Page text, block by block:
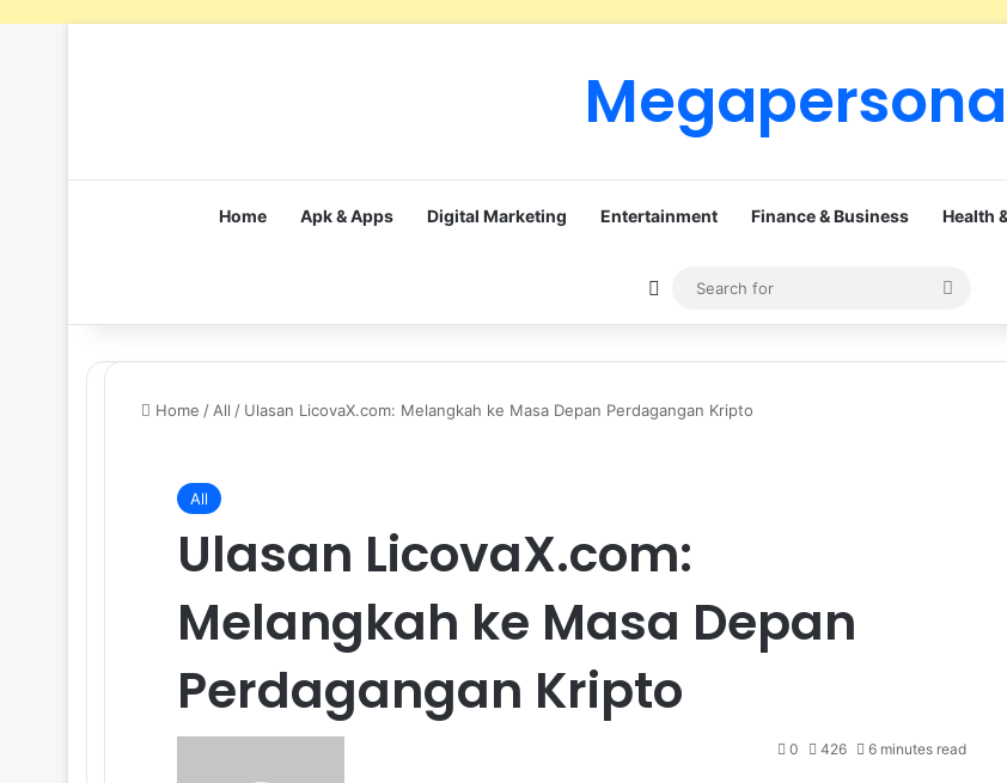
Home Apk & Apps Digital Marketing Entertainment Finance & Business Health
Sidebar
Search
for
Home / All / Ulasan LicovaX.com: Melangkah ke Masa Depan Perdagangan Kripto
All
Ulasan LicovaX.com:
Melangkah ke Masa Depan
Perdagangan Kripto
0 426 6 minutes read